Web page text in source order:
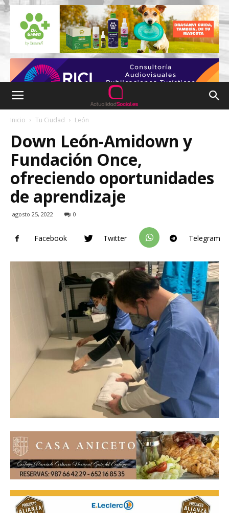
Inicio Tu Ciudad León
Down León-Amidown y
Fundación Once,
ofreciendo oportunidades
de aprendizaje
agosto 25, 2022 0
Facebook Twitter Telegram